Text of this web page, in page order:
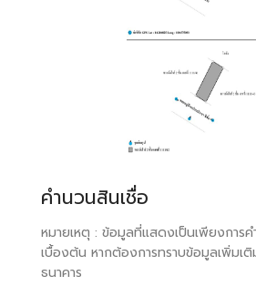
คำนวนสินเชื่อ
หมายเหตุ : ข้อมูลที่แสดงเป็นเพียงการค
เบื้องต้น หากต้องการทราบข้อมูลเพิ่ม
ธนาคาร